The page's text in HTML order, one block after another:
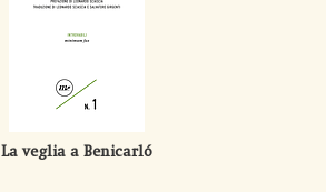
La veglia a Benicarló